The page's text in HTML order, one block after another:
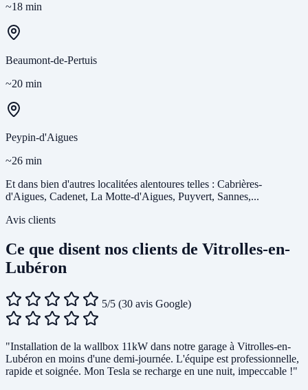
~18 min
Beaumont-de-Pertuis
~20 min
Peypin-d'Aigues
~26 min
Et dans bien d'autres localitées alentoures telles : Cabrières-
d'Aigues, Cadenet, La Motte-d'Aigues, Puyvert, Sannes,...
Avis clients
Ce que disent nos clients de Vitrolles-en-
Lubéron
5/5 (30 avis Google)
"Installation de la wallbox 11kW dans notre garage à Vitrolles-en-
Lubéron en moins d'une demi-journée. L'équipe est professionnelle,
rapide et soignée. Mon Tesla se recharge en une nuit, impeccable !"